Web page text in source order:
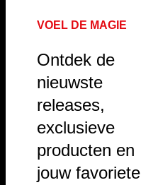
VOEL DE MAGIE
Ontdek de
nieuwste
releases,
exclusieve
producten en
jouw favoriete